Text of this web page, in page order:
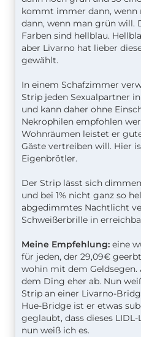
kommt immer dann,
dann, wenn man grün will.
Farben sind hellblau.
aber Livarno hat lieber
gewählt.
In einem Schafzimmer
Strip jeden Sexualpartner
und kann daher ohne
Nekrophilen empfohlen
Wohnräumen leistet er
Gäste vertreiben will. Hier
Eigenbrötler.
Der Strip lässt sich
und bei 1% nicht ganz so
abgedimmtes Nachtlicht
Schweißerbrille in
Meine Empfehlung: eine
für jeden, der 29,09€
wohin mit dem Geldsegen.
dem Ding eher ab. Nun
Strip an einer Livarno-
Hue-Bridge ist er etwas
geglaubt, dass dieses
nun weiß ich es.